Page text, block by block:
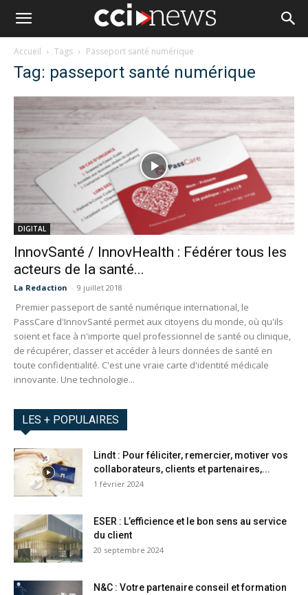
Accueil Tags Passeport santé numérique
Tag: passeport santé numérique
DIGITAL
InnovSanté / InnovHealth : Fédérer tous les
acteurs de la santé...
La Redaction - 9 juillet 2018
Premier passeport de santé numérique international, le
PassCare d'InnovSanté permet aux citoyens du monde, où qu'ils
soient et face à n'importe quel professionnel de santé ou clinique,
de récupérer, classer et accéder à leurs données de santé en
toute confidentialité. C'est une vraie carte d'identité médicale
innovante. Une technologie...
LES + POPULAIRES
Lindt : Pour féliciter, remercier, motiver vos
collaborateurs, clients et partenaires,...
1 février 2024
ESER : L’efficience et le bon sens au service
du client
20 septembre 2024
N&C : Votre partenaire conseil et formation